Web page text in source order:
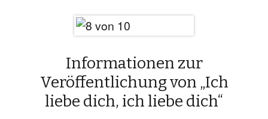
Informationen zur
Veröffentlichung von „Ich
liebe dich, ich liebe dich“